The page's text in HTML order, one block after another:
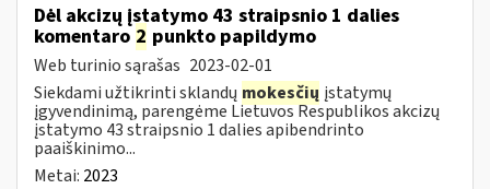
Dėl akcizų įstatymo 43 straipsnio 1 dalies
komentaro 2 punkto papildymo
Web turinio sąrašas 2023-02-01
Siekdami užtikrinti sklandų mokesčių įstatymų
įgyvendinimą, parengėme Lietuvos Respublikos akcizų
įstatymo 43 straipsnio 1 dalies apibendrinto
paaiškinimo...
Metai: 2023